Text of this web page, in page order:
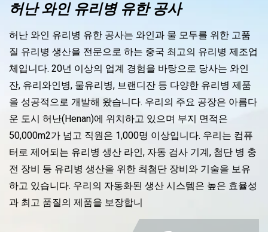
허난 와인 유리병 유한 공사
허난 와인 유리병 유한 공사는 와인과 물 모두를 위한 고품
질 유리병 생산을 전문으로 하는 중국 최고의 유리병 제조업
체입니다. 20년 이상의 업계 경험을 바탕으로 당사는 와인
잔, 유리와인병, 물유리병, 브랜디잔 등 다양한 유리병 제품
을 성공적으로 개발해 왔습니다. 우리의 주요 공장은 아름다
운 도시 허난(Henan)에 위치하고 있으며 부지 면적은
50,000m2가 넘고 직원은 1,000명 이상입니다. 우리는 컴퓨
터로 제어되는 유리병 생산 라인, 자동 검사 기계, 첨단 병 충
전 장비 등 유리병 생산을 위한 최첨단 장비와 기술을 보유
하고 있습니다. 우리의 자동화된 생산 시스템은 높은 효율성
과 최고 품질의 제품을 보장합니